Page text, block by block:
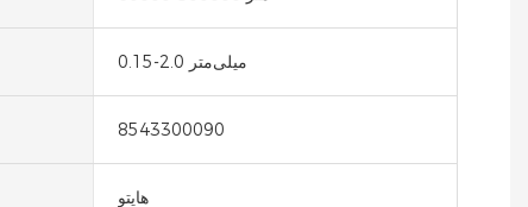
0.15-2.0 میلی‌متر
8543300090
هایتو